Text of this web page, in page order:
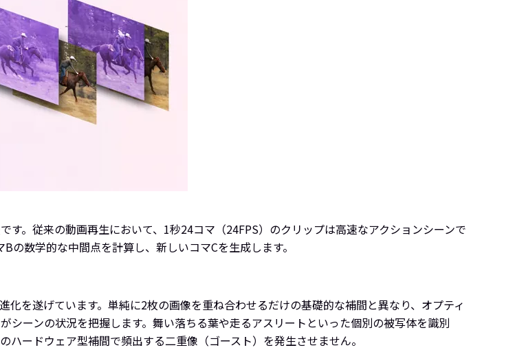
。従来の動画再生において、1秒24コマ（24FPS）のクリップは高速なアクションシーンで
数学的な中間点を計算し、新しいコマCを生成します。
を遂げています。単純に2枚の画像を重ね合わせるだけの基礎的な補間と異なり、オプティ
ーンの状況を把握します。舞い落ちる葉や走るアスリートといった個別の被写体を識別
ードウェア型補間で頻出する二重像（ゴースト）を発生させません。